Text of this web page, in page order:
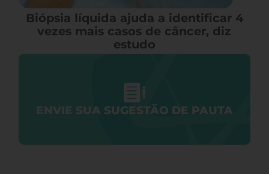
Biópsia líquida ajuda a identificar 4
vezes mais casos de câncer, diz
estudo
ENVIE SUA SUGESTÃO DE PAUTA